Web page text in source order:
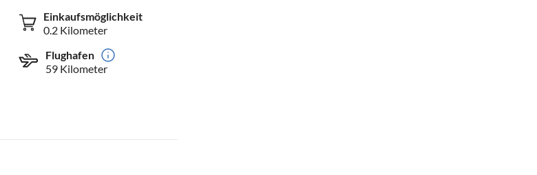
Einkaufsmöglichkeit
0.2 Kilometer
Flughafen
59 Kilometer